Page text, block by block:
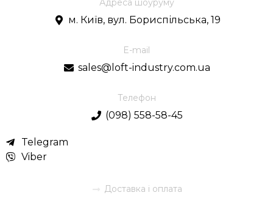
Доставка і оплата
Телефон
(098) 558-58-45
Telegram
Viber
Адреса шоуруму
м. Київ, вул. Бориспільська, 19
E-mail
sales@loft-industry.com.ua